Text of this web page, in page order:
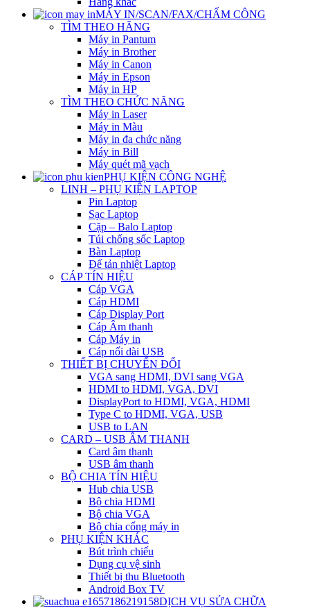
MÁY IN/SCAN/FAX/CHẤM CÔNG
TÌM THEO HÃNG
Máy in Pantum
Máy in Brother
Máy in Canon
Máy in Epson
Máy in HP
TÌM THEO CHỨC NĂNG
Máy in Laser
Máy in Màu
Máy in đa chức năng
Máy in Bill
Máy quét mã vạch
PHỤ KIỆN CÔNG NGHỆ
LINH – PHỤ KIỆN LAPTOP
Pin Laptop
Sạc Laptop
Cặp – Balo Laptop
Túi chống sốc Laptop
Bàn Laptop
Đế tản nhiệt Laptop
CÁP TÍN HIỆU
Cáp VGA
Cáp HDMI
Cáp Display Port
Cáp Âm thanh
Cáp Máy in
Cáp nối dài USB
THIẾT BỊ CHUYỂN ĐỔI
VGA sang HDMI, DVI sang VGA
HDMI to HDMI, VGA, DVI
DisplayPort to HDMI, VGA, HDMI
Type C to HDMI, VGA, USB
USB to LAN
CARD – USB ÂM THANH
Card âm thanh
USB âm thanh
BỘ CHIA TÍN HIỆU
Hub chia USB
Bộ chia HDMI
Bộ chia VGA
Bộ chia cổng máy in
PHỤ KIỆN KHÁC
Bút trình chiếu
Dụng cụ vệ sinh
Thiết bị thu Bluetooth
Android Box TV
DỊCH VỤ SỬA CHỮA